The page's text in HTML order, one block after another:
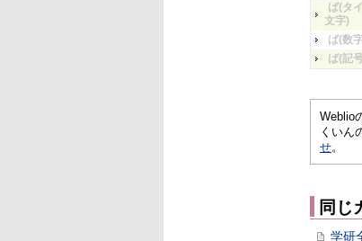
ば(タイ
文字)
ば(数
ば(記
Weblio
くいん
せ。
同じ
学研